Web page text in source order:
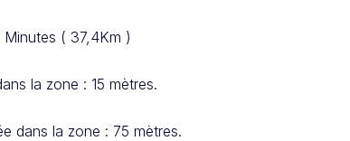
( 37,4Km )
la zone : 15 mètres.
dans la zone : 75 mètres.